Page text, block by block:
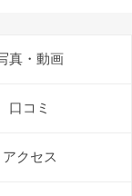
真・動画
口コミ
アクセス